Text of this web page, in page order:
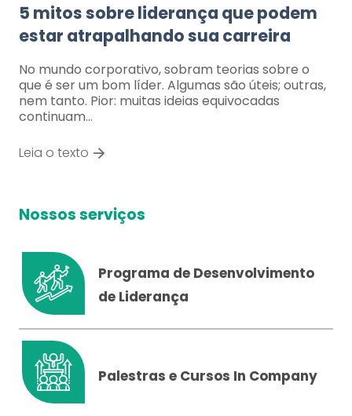
5 mitos sobre liderança que podem
estar atrapalhando sua carreira
No mundo corporativo, sobram teorias sobre o
que é ser um bom líder. Algumas são úteis; outras,
nem tanto. Pior: muitas ideias equivocadas
continuam…
Leia o texto
Nossos serviços
Programa de Desenvolvimento
de Liderança
Palestras e Cursos In Company